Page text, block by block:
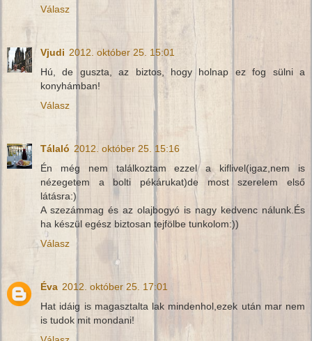
Válasz
Vjudi 2012. október 25. 15:01
Hú, de guszta, az biztos, hogy holnap ez fog sülni a
konyhámban!
Válasz
Tálaló 2012. október 25. 15:16
Én még nem találkoztam ezzel a kiflivel(igaz,nem is
nézegetem a bolti pékárukat)de most szerelem első
látásra:)
A szezámmag és az olajbogyó is nagy kedvenc nálunk.És
ha készül egész biztosan tejfölbe tunkolom:))
Válasz
Éva 2012. október 25. 17:01
Hat idáig is magasztalta lak mindenhol,ezek után mar nem
is tudok mit mondani!